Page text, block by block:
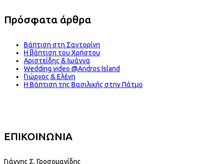
Πρόσφατα άρθρα
Βάπτιση στη Σαντορίνη
Η βάπτιση του Χρήστου
Αριστείδης & Ιωάννα
Wedding video @Andros Island
Γιώργος & Ελένη
Η Βάπτιση της Βασιλικής στην Πάτμο
ΕΠΙΚΟΙΝΩΝΙΑ
Γιάννης Σ. Γροσομανίδης